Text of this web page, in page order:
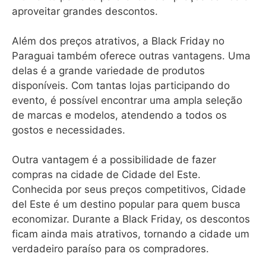
aproveitar grandes descontos.
Além dos preços atrativos, a Black Friday no
Paraguai também oferece outras vantagens. Uma
delas é a grande variedade de produtos
disponíveis. Com tantas lojas participando do
evento, é possível encontrar uma ampla seleção
de marcas e modelos, atendendo a todos os
gostos e necessidades.
Outra vantagem é a possibilidade de fazer
compras na cidade de Cidade del Este.
Conhecida por seus preços competitivos, Cidade
del Este é um destino popular para quem busca
economizar. Durante a Black Friday, os descontos
ficam ainda mais atrativos, tornando a cidade um
verdadeiro paraíso para os compradores.